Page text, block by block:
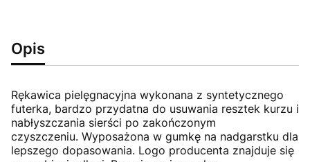
Opis
Rękawica pielęgnacyjna wykonana z syntetycznego
futerka, bardzo przydatna do usuwania resztek kurzu i
nabłyszczania sierści po zakończonym
czyszczeniu. Wyposażona w gumkę na nadgarstku dla
lepszego dopasowania. Logo producenta znajduje się